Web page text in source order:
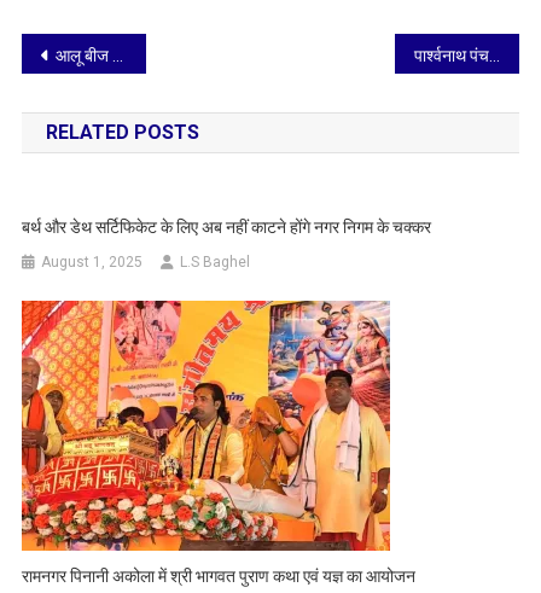
Post
navigation
आलू बीज प्रभारी से किसान का दो लाख वापस करायें
RELATED POSTS
बर्थ और डेथ सर्टिफिकेट के लिए अब नहीं काटने होंगे नगर निगम के चक्कर
August 1, 2025 L.S Baghel
रामनगर पिनानी अकोला में श्री भागवत पुराण कथा एवं यज्ञ का आयोजन